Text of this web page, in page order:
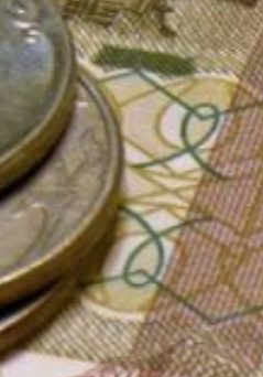
от декларирования.
Управление росреестра
по Хабаровскому краю
опровергло информацию
о новом налоге на дачные
строения — в интернете
«гуляла» недостоверная
информация.
Действительно, с 1 марта
2025 года вступили в силу
два федеральных закона.
Закон № 307-ФЗ
определяет, что такое
освоение земельных
участков, которые
расположены в границах
населённых пунктов,
садовых и огородных